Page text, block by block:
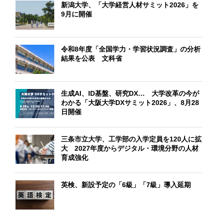
新潟大学、「大学経営人材サミット2026」を
9月に開催
令和8年度「全国学力・学習状況調査」の分析
結果を公表 文科省
生成AI、ID基盤、研究DX… 大学改革の今が
わかる「大阪大学DXサミット2026」、8月28
日開催
三条市立大学、工学部の入学定員を120人に拡
大 2027年度からデジタル・環境分野の人材
育成強化
英検、新設予定の「6級」「7級」導入延期